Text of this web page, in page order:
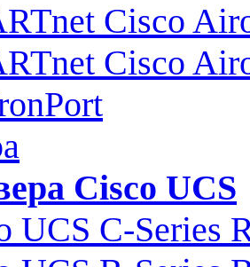
Cisco
Cisco
Cisco UCS
UCS C-Series